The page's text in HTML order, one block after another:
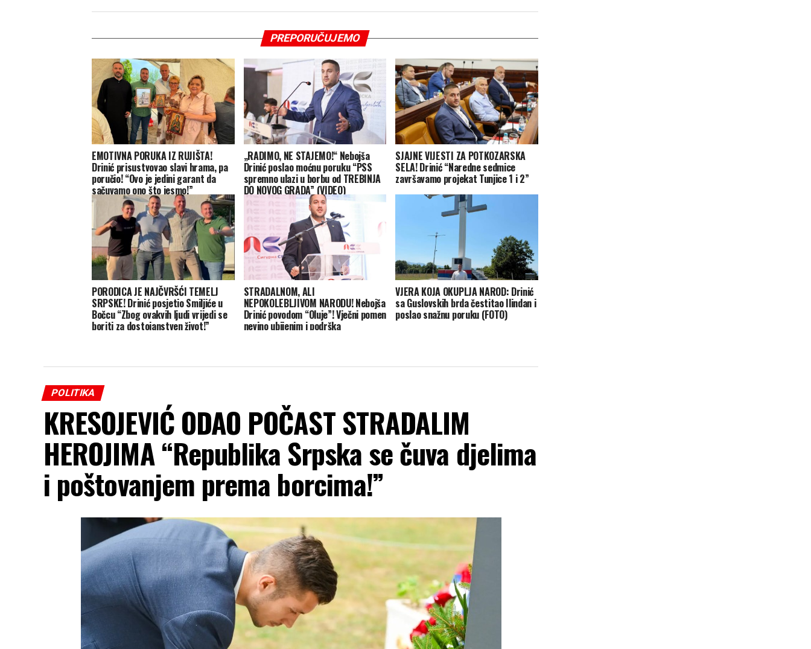
PREPORUČUJEMO
EMOTIVNA PORUKA IZ RUJIŠTA!
Drinić prisustvovao slavi hrama, pa
poručio! “Ovo je jedini garant da
sačuvamo ono što jesmo!”
„RADIMO, NE STAJEMO!“ Nebojša
Drinić poslao moćnu poruku “PSS
spremno ulazi u borbu od TREBINJA
DO NOVOG GRADA” (VIDEO)
SJAJNE VIJESTI ZA POTKOZARSKA
SELA! Drinić “Naredne sedmice
završavamo projekat Tunjice 1 i 2”
PORODICA JE NAJČVRŠĆI TEMELJ
SRPSKE! Drinić posjetio Smiljiće u
Bočcu “Zbog ovakvih ljudi vrijedi se
boriti za dostojanstven život!”
STRADALNOM, ALI
NEPOKOLEBLJIVOM NARODU! Nebojša
Drinić povodom “Oluje”! Vječni pomen
nevino ubijenim i podrška
VJERA KOJA OKUPLJA NAROD: Drinić
sa Guslovskih brda čestitao Ilindan i
poslao snažnu poruku (FOTO)
POLITIKA
KRESOJEVIĆ ODAO POČAST STRADALIM
HEROJIMA “Republika Srpska se čuva djelima
i poštovanjem prema borcima!”